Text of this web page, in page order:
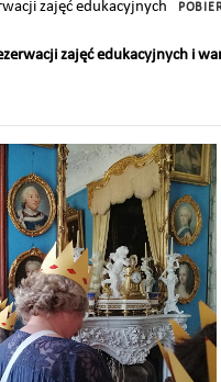
zajęć edukacyjnych
zajęć edukacyjnych i